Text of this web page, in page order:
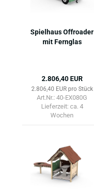
Spielhaus Offroader
mit Fernglas
2.806,40 EUR
2.806,40 EUR pro Stück
Art.Nr.: 40-EX080G
Lieferzeit: ca. 4
Wochen